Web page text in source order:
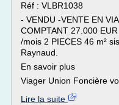
Réf : VLBR1038
- VENDU -VENTE EN
COMPTANT 27.000
/mois 2 PIECES 46 m²
Raynaud.
En savoir plus
Viager Union Foncière
Lire la suite